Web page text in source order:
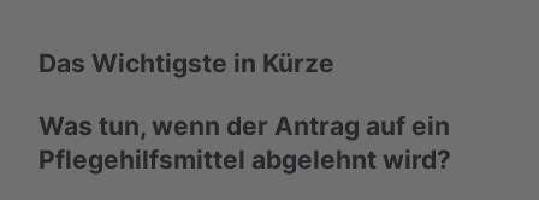
Das Wichtigste in Kürze
Was tun, wenn der Antrag auf ein
Pflegehilfsmittel abgelehnt wird?